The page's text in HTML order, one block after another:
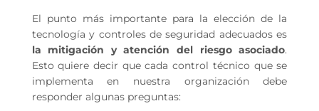
El punto más importante para la elección de la
tecnología y controles de seguridad adecuados es
la mitigación y atención del riesgo asociado.
Esto quiere decir que cada control técnico que se
implementa en nuestra organización debe
responder algunas preguntas: